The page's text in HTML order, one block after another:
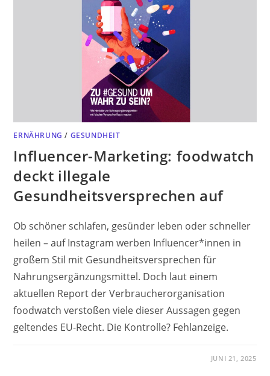
ERNÄHRUNG / GESUNDHEIT
Influencer-Marketing: foodwatch
deckt illegale
Gesundheitsversprechen auf
Ob schöner schlafen, gesünder leben oder schneller
heilen – auf Instagram werben Influencer*innen in
großem Stil mit Gesundheitsversprechen für
Nahrungsergänzungsmittel. Doch laut einem
aktuellen Report der Verbraucherorganisation
foodwatch verstoßen viele dieser Aussagen gegen
geltendes EU-Recht. Die Kontrolle? Fehlanzeige.
JUNI 21, 2025